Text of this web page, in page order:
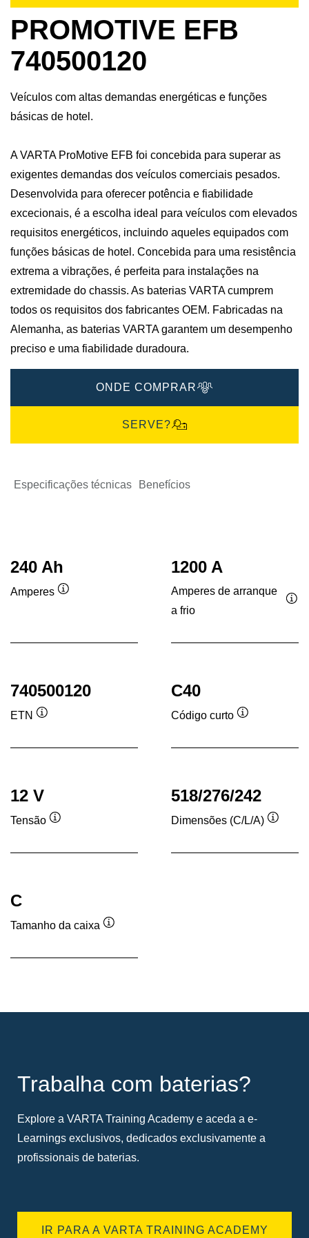
PROMOTIVE EFB
740500120
Veículos com altas demandas energéticas e funções
básicas de hotel.
A VARTA ProMotive EFB foi concebida para superar as
exigentes demandas dos veículos comerciais pesados.
Desenvolvida para oferecer potência e fiabilidade
excecionais, é a escolha ideal para veículos com elevados
requisitos energéticos, incluindo aqueles equipados com
funções básicas de hotel. Concebida para uma resistência
extrema a vibrações, é perfeita para instalações na
extremidade do chassis. As baterias VARTA cumprem
todos os requisitos dos fabricantes OEM. Fabricadas na
Alemanha, as baterias VARTA garantem um desempenho
preciso e uma fiabilidade duradoura.
ONDE COMPRAR
SERVE?
Especificações técnicas Benefícios
240 Ah
Amperes
1200 A
Amperes de arranque
a frio
740500120
ETN
ferramenta
C40
Código curto
ferramenta
12 V
Tensão
ferramenta
518/276/242
Dimensões (C/L/A)
C
Tamanho da caixa
ferramenta
Trabalha com baterias?
Explore a VARTA Training Academy e aceda a e-
Learnings exclusivos, dedicados exclusivamente a
profissionais de baterias.
IR PARA A VARTA TRAINING ACADEMY